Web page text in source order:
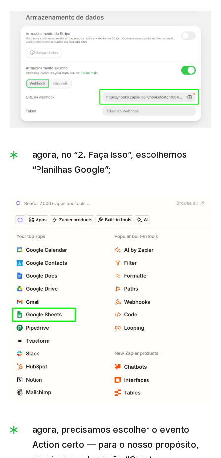
agora, no “2. Faça isso”, escolhemos
“Planilhas Google”;
agora, precisamos escolher o evento
Action certo — para o nosso propósito,